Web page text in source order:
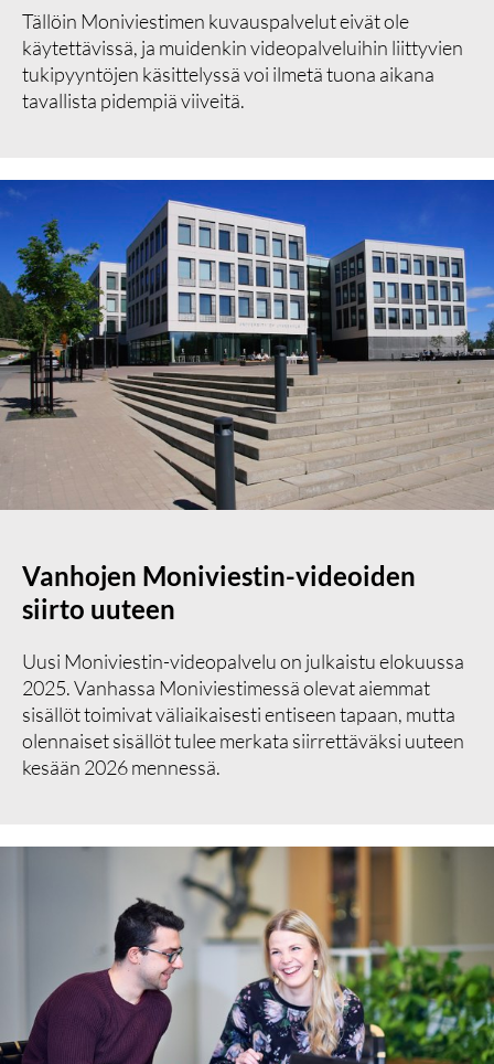
Tällöin Moniviestimen kuvauspalvelut eivät ole
käytettävissä, ja muidenkin videopalveluihin liittyvien
tukipyyntöjen käsittelyssä voi ilmetä tuona aikana
tavallista pidempiä viiveitä.
Vanhojen Moniviestin-videoiden
siirto uuteen
Uusi Moniviestin-videopalvelu on julkaistu elokuussa
2025. Vanhassa Moniviestimessä olevat aiemmat
sisällöt toimivat väliaikaisesti entiseen tapaan, mutta
olennaiset sisällöt tulee merkata siirrettäväksi uuteen
kesään 2026 mennessä.